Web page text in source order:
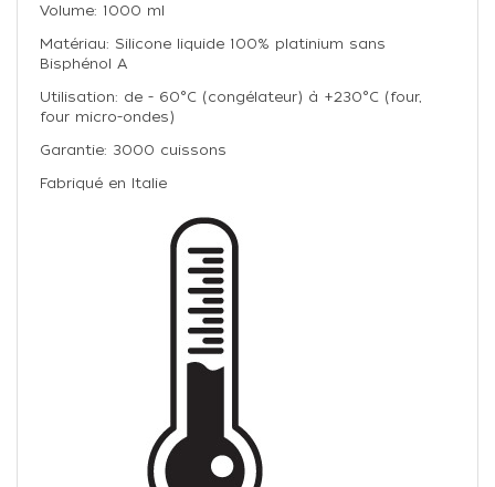
Volume: 1000 ml
Matériau: Silicone liquide 100% platinium sans
Bisphénol A
Utilisation: de - 60°C (congélateur) à +230°C (four,
four micro-ondes)
Garantie: 3000 cuissons
Fabriqué en Italie